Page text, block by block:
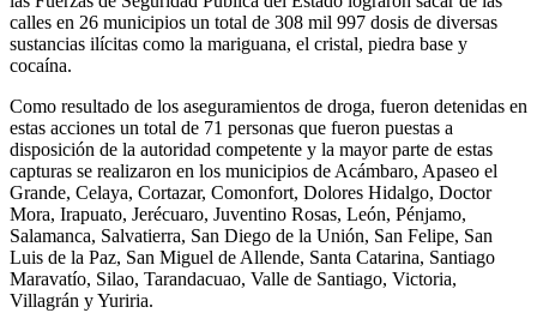
calles en 26 municipios un total de 308 mil 997 dosis de diversas
sustancias ilícitas como la mariguana, el cristal, piedra base y
cocaína.
Como resultado de los aseguramientos de droga, fueron detenidas en
estas acciones un total de 71 personas que fueron puestas a
disposición de la autoridad competente y la mayor parte de estas
capturas se realizaron en los municipios de Acámbaro, Apaseo el
Grande, Celaya, Cortazar, Comonfort, Dolores Hidalgo, Doctor
Mora, Irapuato, Jerécuaro, Juventino Rosas, León, Pénjamo,
Salamanca, Salvatierra, San Diego de la Unión, San Felipe, San
Luis de la Paz, San Miguel de Allende, Santa Catarina, Santiago
Maravatío, Silao, Tarandacuao, Valle de Santiago, Victoria,
Villagrán y Yuriria.